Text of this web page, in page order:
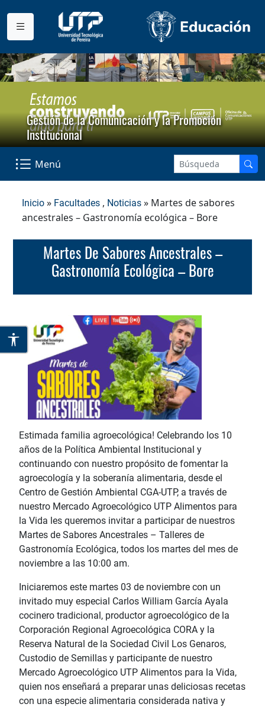
Gestión de la Comunicación y la Promoción
Institucional
Menú
Inicio » Facultades , Noticias » Martes de sabores
ancestrales – Gastronomía ecológica – Bore
Martes De Sabores Ancestrales –
Gastronomía Ecológica – Bore
Estimada familia agroecológica! Celebrando los 10
años de la Política Ambiental Institucional y
continuando con nuestro propósito de fomentar la
agroecología y la soberanía alimentaria, desde el
Centro de Gestión Ambiental CGA-UTP, a través de
nuestro Mercado Agroecológico UTP Alimentos para
la Vida les queremos invitar a participar de nuestros
Martes de Sabores Ancestrales – Talleres de
Gastronomía Ecológica, todos los martes del mes de
noviembre a las 10:00 am.
Iniciaremos este martes 03 de noviembre con un
invitado muy especial Carlos William García Ayala
cocinero tradicional, productor agroecológico de la
Corporación Regional Agroecológica CORA y la
Reserva Natural de la Sociedad Civil Los Genaros,
Custodio de Semillas y participante de nuestro
Mercado Agroecológico UTP Alimentos para la Vida,
quien nos enseñará a preparar unas deliciosas recetas
con una especie alimentaria considerada nativa y